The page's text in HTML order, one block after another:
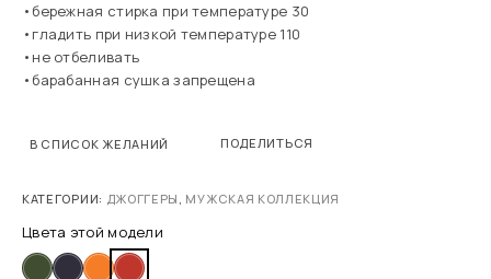
•бережная стирка при температуре 30
•гладить при низкой температуре 110
•не отбеливать
•барабанная сушка запрещена
В СПИСОК ЖЕЛАНИЙ ПОДЕЛИТЬСЯ
КАТЕГОРИИ: ДЖОГГЕРЫ , МУЖСКАЯ КОЛЛЕКЦИЯ
Цвета этой модели